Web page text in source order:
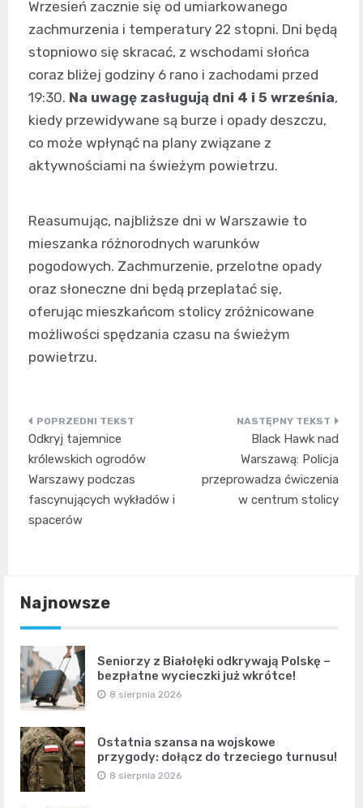
Wrzesień zacznie się od umiarkowanego
zachmurzenia i temperatury 22 stopni. Dni będą
stopniowo się skracać, z wschodami słońca
coraz bliżej godziny 6 rano i zachodami przed
19:30. Na uwagę zasługują dni 4 i 5 września,
kiedy przewidywane są burze i opady deszczu,
co może wpłynąć na plany związane z
aktywnościami na świeżym powietrzu.
Reasumując, najbliższe dni w Warszawie to
mieszanka różnorodnych warunków
pogodowych. Zachmurzenie, przelotne opady
oraz słoneczne dni będą przeplatać się,
oferując mieszkańcom stolicy zróżnicowane
możliwości spędzania czasu na świeżym
powietrzu.
Nawigacja
wpisu
Odkryj tajemnice
królewskich ogrodów
Warszawy podczas
fascynujących wykładów i
spacerów
Black Hawk nad
Warszawą: Policja
przeprowadza ćwiczenia
w centrum stolicy
Najnowsze
Seniorzy z Białołęki odkrywają Polskę –
bezpłatne wycieczki już wkrótce!
8 sierpnia 2026
Ostatnia szansa na wojskowe
przygody: dołącz do trzeciego turnusu!
8 sierpnia 2026